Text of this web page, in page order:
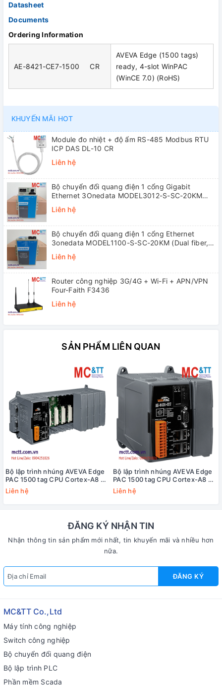
Datasheet
Documents
Ordering Information
AE-8421-CE7-1500 CR
AVEVA Edge (1500 tags)
ready, 4-slot WinPAC
(WinCE 7.0) (RoHS)
KHUYẾN MÃI HOT
Module đo nhiệt + độ ẩm RS-485 Modbus RTU
ICP DAS DL-10 CR
Liên hệ
Bộ chuyển đổi quang điện 1 cổng Gigabit
Ethernet 3Onedata MODEL3012-S-SC-20KM
Liên hệ
Bộ chuyển đổi quang điện 1 cổng Ethernet
3onedata MODEL1100-S-SC-20KM (Dual fiber,
Liên hệ
Router công nghiệp 3G/4G + Wi-Fi + APN/VPN
Four-Faith F3436
Liên hệ
SẢN PHẨM LIÊN QUAN
Bộ lập trình nhúng AVEVA Edge
PAC 1500 tag CPU Cortex-A8 +
WinCE 7.0 +8 khe cắm module
I/O ICP DAS AE-8821-CE7-1500
Liên hệ
Bộ lập trình nhúng AVEVA Edge
PAC 1500 tag CPU Cortex-A8 +
WinCE 7.0 +1 khe cắm module
I/O ICP DAS AE-8121-CE7-1500
Liên hệ
ĐĂNG KÝ NHẬN TIN
Nhận thông tin sản phẩm mới nhất, tin khuyến mãi và nhiều hơn
nữa.
ĐĂNG KÝ
MC&TT Co.,Ltd
Máy tính công nghiệp
Switch công nghiệp
Bộ chuyển đổi quang điện
Bộ lập trình PLC
Phần mềm Scada